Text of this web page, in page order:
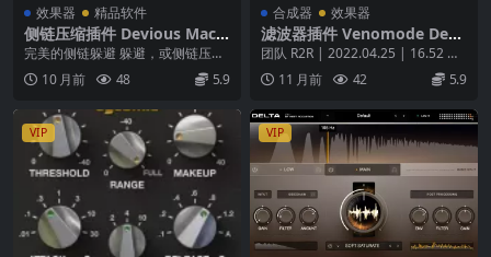
效果器 精品软件
侧链压缩插件 Devious Machi
nes Duck v1.3.12 WiN MAC
完美的侧链躲避 躲避，或侧链压
缩，是现代音乐的决定性效果之
一。从经典的房子到现代...
10 月前 48 5.9
合成器 效果器
滤波器插件 Venomode Dee
Q v1.5.5 WIN MAC LIN
团队 R2R | 2022.04.25 | 16.52 M
BDeeQ 是一个单频...
11 月前 42 5.9
VIP VIP